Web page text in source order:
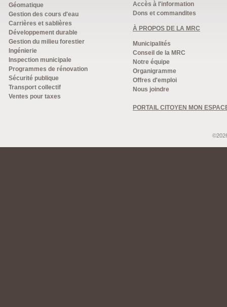
Géomatique
Gestion des cours d'eau
Carrières et sablières
Développement durable
Gestion du milieu forestier
Ingénierie
Inspection municipale
Programmes de rénovation
Sécurité publique
Transport collectif
Ventes pour taxes
Accès à l'information
Dons et commandites
À PROPOS DE LA MRC
Municipalités
Conseil de la MRC
Notre équipe
Organigramme
Offres d'emploi
Nous joindre
PORTAIL CITOYEN MON